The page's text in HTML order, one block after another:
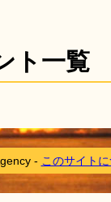
ト一覧
- このサイト